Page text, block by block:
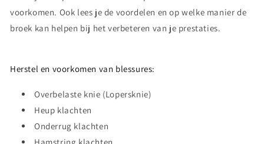
voorkomen. Ook lees je de voordelen en op welke manier de
broek kan helpen bij het verbeteren van je prestaties.
Herstel en voorkomen van blessures:
Overbelaste knie (Lopersknie)
Heup klachten
Onderrug klachten